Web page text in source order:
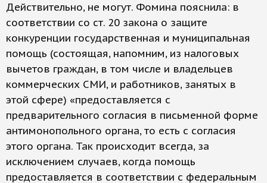
Действительно, не могут. Фомина пояснила: в
соответствии со ст. 20 закона о защите
конкуренции государственная и муниципальная
помощь (состоящая, напомним, из налоговых
вычетов граждан, в том числе и владельцев
коммерческих СМИ, и работников, занятых в
этой сфере) «предоставляется с
предварительного согласия в письменной форме
антимонопольного органа, то есть с согласия
этого органа. Так происходит всегда, за
исключением случаев, когда помощь
предоставляется в соответствии с федеральным